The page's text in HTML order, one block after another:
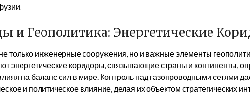
и Геополитика: Энергетические
только инженерные сооружения, но и важные элементы
энергетические коридоры, связывающие страны и континенты,
на баланс сил в мире. Контроль над газопроводными сетями
и политическое влияние, делая их объектом стратегических